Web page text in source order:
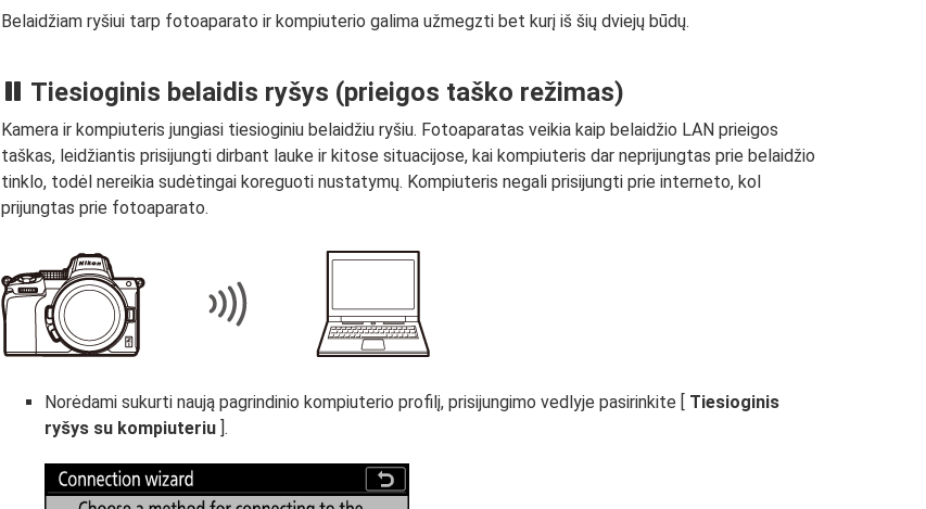
Belaidžiam ryšiui tarp fotoaparato ir kompiuterio galima užmegzti bet kurį iš šių dviejų būdų.
Tiesioginis belaidis ryšys (prieigos taško režimas)
Kamera ir kompiuteris jungiasi tiesioginiu belaidžiu ryšiu. Fotoaparatas veikia kaip belaidžio LAN prieigos
taškas, leidžiantis prisijungti dirbant lauke ir kitose situacijose, kai kompiuteris dar neprijungtas prie belaidžio
tinklo, todėl nereikia sudėtingai koreguoti nustatymų. Kompiuteris negali prisijungti prie interneto, kol
prijungtas prie fotoaparato.
Norėdami sukurti naują pagrindinio kompiuterio profilį, prisijungimo vedlyje pasirinkite [ Tiesioginis
ryšys su kompiuteriu ].